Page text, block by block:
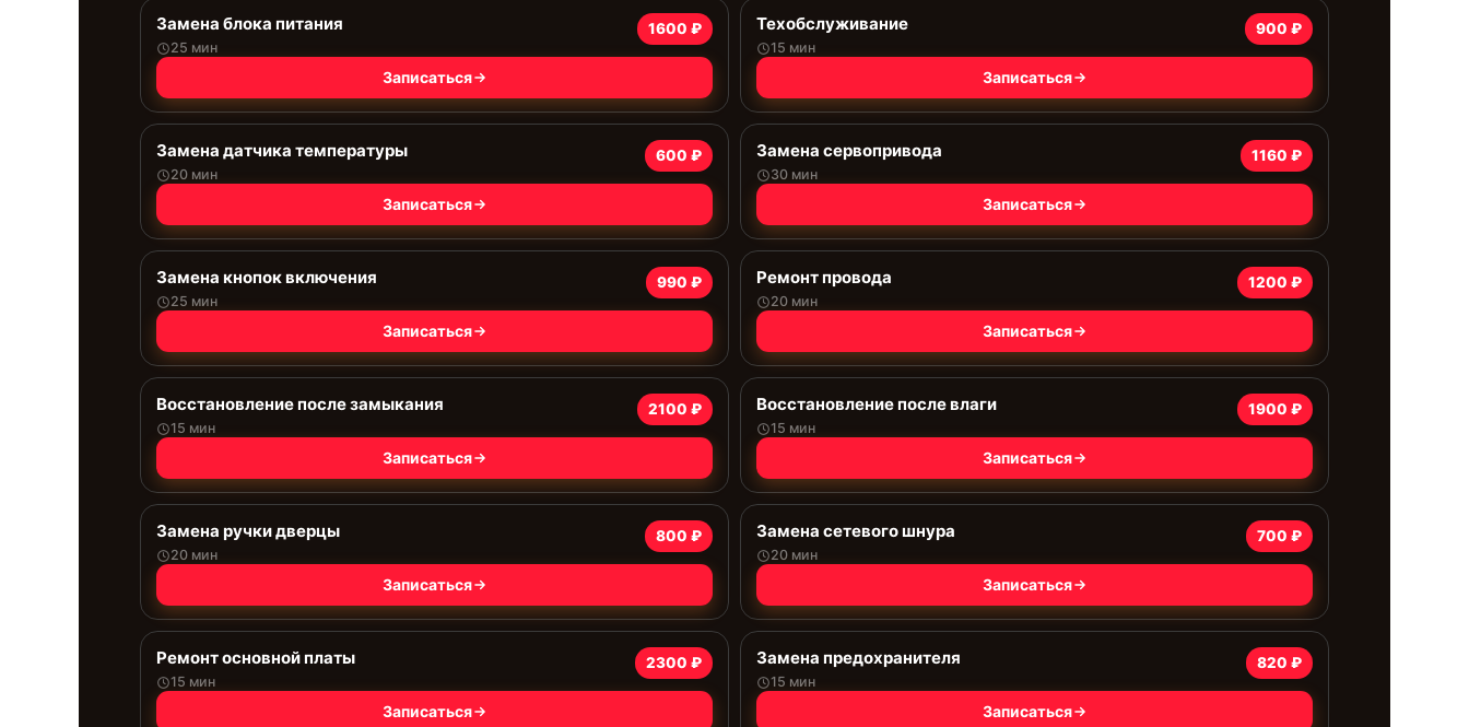
Замена блока питания
25 мин
1600 ₽
Записаться
Техобслуживание
15 мин
900 ₽
Записаться
Замена датчика температуры
20 мин
600 ₽
Записаться
Замена сервопривода
30 мин
1160 ₽
Записаться
Замена кнопок включения
25 мин
990 ₽
Записаться
Ремонт провода
20 мин
1200 ₽
Записаться
Восстановление после замыкания
15 мин
2100 ₽
Записаться
Восстановление после влаги
15 мин
1900 ₽
Записаться
Замена ручки дверцы
20 мин
800 ₽
Записаться
Замена сетевого шнура
20 мин
700 ₽
Записаться
Ремонт основной платы
15 мин
2300 ₽
Записаться
Замена предохранителя
15 мин
820 ₽
Записаться